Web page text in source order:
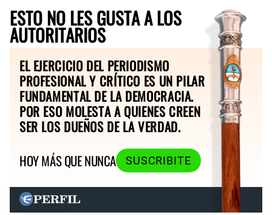
ESTO NO LES GUSTA A LOS
AUTORITARIOS
EL EJERCICIO DEL PERIODISMO
PROFESIONAL Y CRÍTICO ES UN PILAR
FUNDAMENTAL DE LA DEMOCRACIA.
POR ESO MOLESTA A QUIENES CREEN
SER LOS DUEÑOS DE LA VERDAD.
HOY MÁS QUE NUNCA
SUSCRIBITE